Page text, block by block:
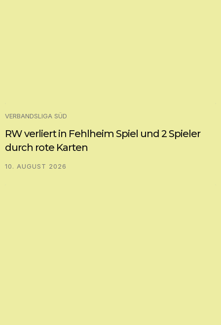
VERBANDSLIGA SÜD
RW verliert in Fehlheim Spiel und 2 Spieler
durch rote Karten
10. AUGUST 2026